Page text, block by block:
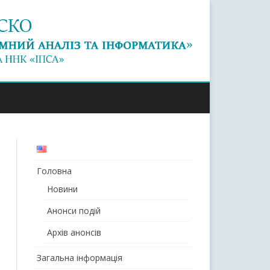
Головна
Новини
Анонси подій
Архів анонсів
Загальна інформація